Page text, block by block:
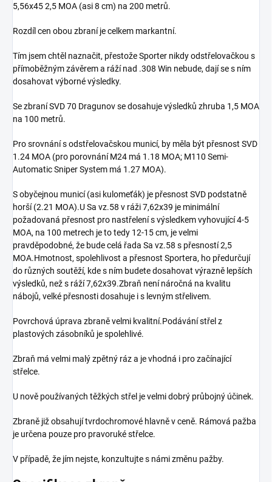
5,56x45 2,5 MOA (asi 8 cm) na 200 metrů.
Rozdíl cen obou zbraní je celkem markantní.
Tím jsem chtěl naznačit, přestože Sporter nikdy odstřelovačkou s
přímoběžným závěrem a ráží nad .308 Win nebude, dají se s ním
dosahovat výborné výsledky.
Se zbraní SVD 70 Dragunov se dosahuje výsledků zhruba 1,5 MOA
na 100 metrů.
Pro srovnání s odstřelovačskou municí, by měla být přesnost SVD
1.24 MOA (pro porovnání M24 má 1.18 MOA; M110 Semi-
Automatic Sniper System má 1.27 MOA).
S obyčejnou municí (asi kulomeťák) je přesnost SVD podstatně
horší (2.21 MOA).U Sa vz.58 v ráži 7,62x39 je minimální
požadovaná přesnost pro nastřelení s výsledkem vyhovující 4-5
MOA, na 100 metrech je to tedy 12-15 cm, je velmi
pravděpodobné, že bude celá řada Sa vz.58 s přesností 2,5
MOA.Hmotnost, spolehlivost a přesnost Sportera, ho předurčují
do různých soutěží, kde s ním budete dosahovat výrazně lepších
výsledků, než s ráží 7,62x39.Zbraň není náročná na kvalitu
nábojů, velké přesnosti dosahuje i s levným střelivem.
Povrchová úprava zbraně velmi kvalitní.Podávání střel z
plastových zásobníků je spolehlivé.
Zbraň má velmi malý zpětný ráz a je vhodná i pro začínající
střelce.
U nově používaných těžkých střel je velmi dobrý průbojný účinek.
Zbraně již obsahují tvrdochromové hlavně v ceně. Rámová pažba
je určena pouze pro pravoruké střelce.
V případě, že jím nejste, konzultujte s námi změnu pažby.